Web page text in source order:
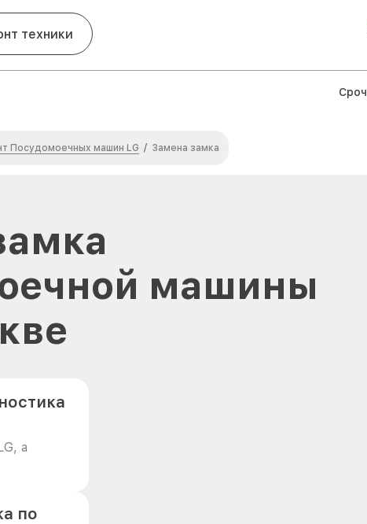
техники
Посудомоечных машин LG / Замена замка
машины
а
по